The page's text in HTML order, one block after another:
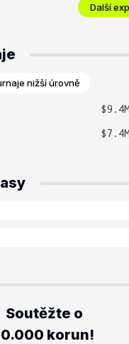
Další
nižší úrovně
$9.4M
$7.4M
Soutěžte o
korun!